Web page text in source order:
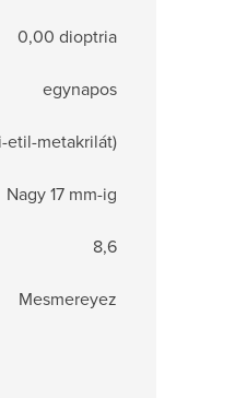
0,00 dioptria
egynapos
etil-metakrilát)
Nagy 17 mm-ig
8,6
Mesmereyez